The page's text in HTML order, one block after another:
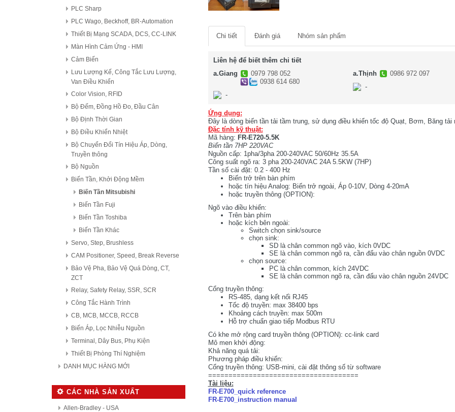
PLC Sharp
PLC Wago, Beckhoff, BR-Automation
Thiết Bị Mạng SCADA, DCS, CC-LINK
Màn Hình Cảm Ứng - HMI
Cảm Biến
Lưu Lượng Kế, Công Tắc Lưu Lượng,
Van Điều Khiển
Color Vision, RFID
Bộ Đếm, Đồng Hồ Đo, Đầu Cân
Bộ Định Thời Gian
Bộ Điều Khiển Nhiệt
Bộ Chuyển Đổi Tín Hiệu Áp, Dòng,
Truyền thông
Bộ Nguồn
Biến Tần, Khởi Động Mềm
Biến Tần Mitsubishi
Biến Tần Fuji
Biến Tần Toshiba
Biến Tần Khác
Servo, Step, Brushless
CAM Positioner, Speed, Break Reverse
Bảo Vệ Pha, Bảo Vệ Quá Dòng, CT,
ZCT
Relay, Safety Relay, SSR, SCR
Công Tắc Hành Trình
CB, MCB, MCCB, RCCB
Biến Áp, Lọc Nhiễu Nguồn
Terminal, Dây Bus, Phụ Kiện
Thiết Bị Phòng Thí Nghiệm
DANH MỤC HÀNG MỚI
CÁC NHÀ SẢN XUẤT
Allen-Bradley - USA
Chi tiết Đánh giá Nhóm sản phẩm
Liên hệ để biết thêm chi tiết
a.Giang
0979 798 052
0938 614 680
-
a.Thịnh
0986 972 097
-
Ứng dụng:
Đây là dòng biến tần tải tầm trung, sử dụng điều khiển tốc độ Quạt, Bơm, Băng tải
Đặc tính kỹ thuật:
Mã hàng: FR-E720-5.5K
Biến tần 7HP 220VAC
Nguồn cấp: 1pha/3pha 200-240VAC 50/60Hz 35.5A
Công suất ngõ ra: 3 pha 200-240VAC 24A 5.5KW (7HP)
Tần số cài đặt: 0.2 - 400 Hz
Biến trở trên bàn phím
hoặc tín hiệu Analog: Biến trở ngoài, Áp 0-10V, Dòng 4-20mA
hoặc truyền thông (OPTION):
Ngõ vào điều khiển:
Trên bàn phím
hoặc kích bên ngoài:
Switch chọn sink/source
chọn sink:
SD là chân common ngõ vào, kích 0VDC
SE là chân common ngõ ra, cần đấu vào chân nguồn 0VDC
chọn source:
PC là chân common, kích 24VDC
SE là chân common ngõ ra, cần đấu vào chân nguồn 24VDC
Cổng truyền thông:
RS-485, dạng kết nối RJ45
Tốc độ truyền: max 38400 bps
Khoảng cách truyền: max 500m
Hỗ trợ chuẩn giao tiếp Modbus RTU
Có khe mở rộng card truyền thông (OPTION): cc-link card
Mô men khởi động:
Khả năng quá tải:
Phương pháp điều khiển:
Cổng truyền thông: USB-mini, cài đặt thông số từ software
=====================================
Tài liệu:
FR-E700_quick reference
FR-E700_instruction manual